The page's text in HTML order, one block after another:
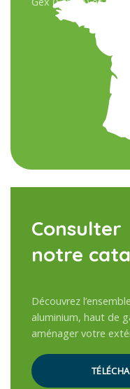
Consulter
notre
Découvrez
aluminium, haut de
aménager votre